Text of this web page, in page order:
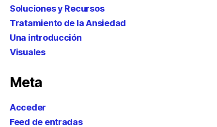
Soluciones y Recursos
Tratamiento de la Ansiedad
Una introducción
Visuales
Meta
Acceder
Feed de entradas